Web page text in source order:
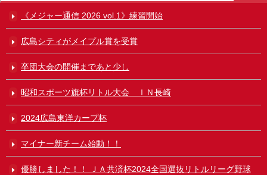
リトルリーグについて
《メジャー通信 2026 vol.1》練習開始
広島シティがメイプル賞を受賞
卒団大会の開催まであと少し
昭和スポーツ旗杯リトル大会 ＩＮ長崎
2024広島東洋カープ杯
マイナー新チーム始動！！
優勝しました！！ ＪＡ共済杯2024全国選抜リトルリーグ野球